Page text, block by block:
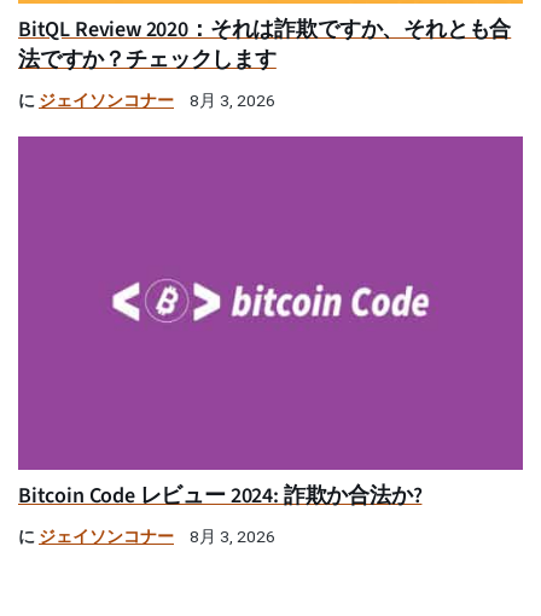
BitQL Review 2020：それは詐欺ですか、それとも合
法ですか？チェックします
に ジェイソンコナー 8月 3, 2026
Bitcoin Code レビュー 2024: 詐欺か合法か?
に ジェイソンコナー 8月 3, 2026